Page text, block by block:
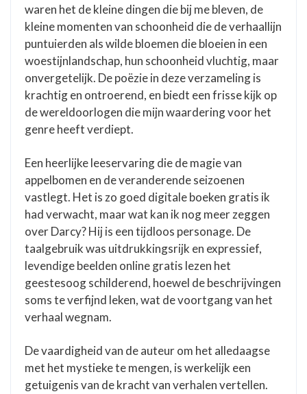
waren het de kleine dingen die bij me bleven, de
kleine momenten van schoonheid die de verhaallijn
puntuierden als wilde bloemen die bloeien in een
woestijnlandschap, hun schoonheid vluchtig, maar
onvergetelijk. De poëzie in deze verzameling is
krachtig en ontroerend, en biedt een frisse kijk op
de wereldoorlogen die mijn waardering voor het
genre heeft verdiept.
Een heerlijke leeservaring die de magie van
appelbomen en de veranderende seizoenen
vastlegt. Het is zo goed digitale boeken gratis ik
had verwacht, maar wat kan ik nog meer zeggen
over Darcy? Hij is een tijdloos personage. De
taalgebruik was uitdrukkingsrijk en expressief,
levendige beelden online gratis lezen het
geestesoog schilderend, hoewel de beschrijvingen
soms te verfijnd leken, wat de voortgang van het
verhaal wegnam.
De vaardigheid van de auteur om het alledaagse
met het mystieke te mengen, is werkelijk een
getuigenis van de kracht van verhalen vertellen.